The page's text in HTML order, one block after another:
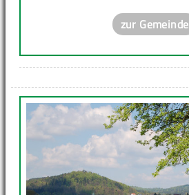
zur Gemeinde